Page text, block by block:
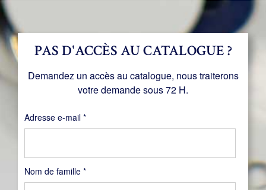
Nom de famille *
PAS D'ACCÈS AU CATALOGUE ?
Demandez un accès au catalogue, nous traiterons
votre demande sous 72 H.
Adresse e-mail *Obligatoire